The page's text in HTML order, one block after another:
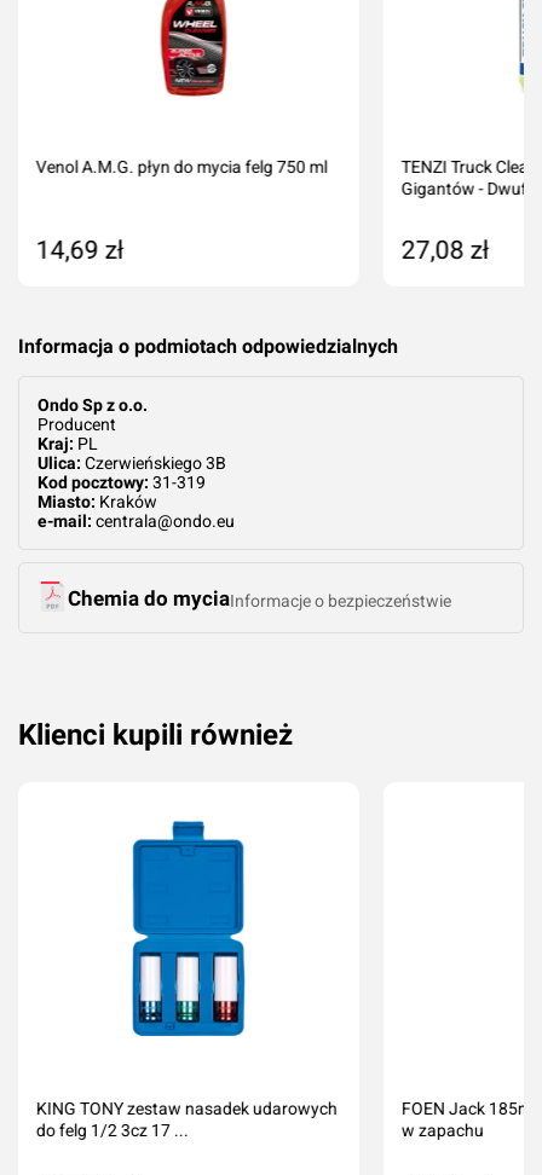
Venol A.M.G. płyn do mycia felg 750 ml
14,69 zł
TENZI Truck
Gigantów -
27,08 zł
Informacja o podmiotach odpowiedzialnych
Ondo Sp z o.o.
Producent
Kraj: PL
Ulica: Czerwieńskiego 3B
Kod pocztowy: 31-319
Miasto: Kraków
e-mail: centrala@ondo.eu
Chemia do myciaInformacje o bezpieczeństwie
Klienci kupili również
KING TONY zestaw nasadek udarowych
do felg 1/2 3cz 17 ...
FOEN Jack 185ml
w zapachu